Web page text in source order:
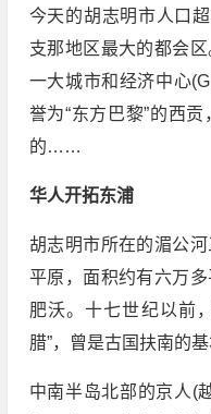
今天的胡志明市人口
支那地区最大的都会
一大城市和经济中心
誉为“东方巴黎”的西
的……
华人开拓东浦
胡志明市所在的湄公
平原，面积约有六万
肥沃。十七世纪以前
腊”，曾是古国扶南的基
中南半岛北部的京人(